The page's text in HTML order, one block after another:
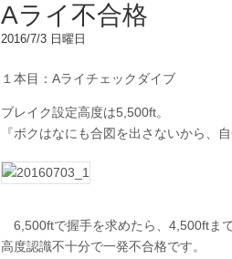
Aライ不合格
2016/7/3 日曜日
１本目：Aライチェックダイブ
ブレイク設定高度は5,500ft。
『ボクはなにも合図を出さないから、
6,500ftで握手を求めたら、4,500ftま
高度認識不十分で一発不合格です。